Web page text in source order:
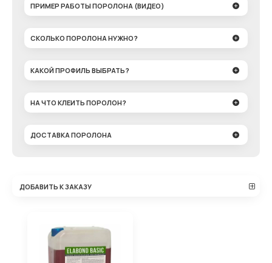
ПРИМЕР РАБОТЫ ПОРОЛОНА (ВИДЕО)
СКОЛЬКО ПОРОЛОНА НУЖНО?
КАКОЙ ПРОФИЛЬ ВЫБРАТЬ?
НА ЧТО КЛЕИТЬ ПОРОЛОН?
ДОСТАВКА ПОРОЛОНА
ДОБАВИТЬ К ЗАКАЗУ